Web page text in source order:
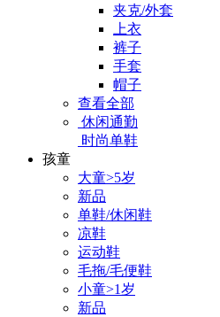
夹克/外套
上衣
裤子
手套
帽子
查看全部
休闲通勤
时尚单鞋
孩童
大童>5岁
新品
单鞋/休闲鞋
凉鞋
运动鞋
毛拖/毛便鞋
小童>1岁
新品